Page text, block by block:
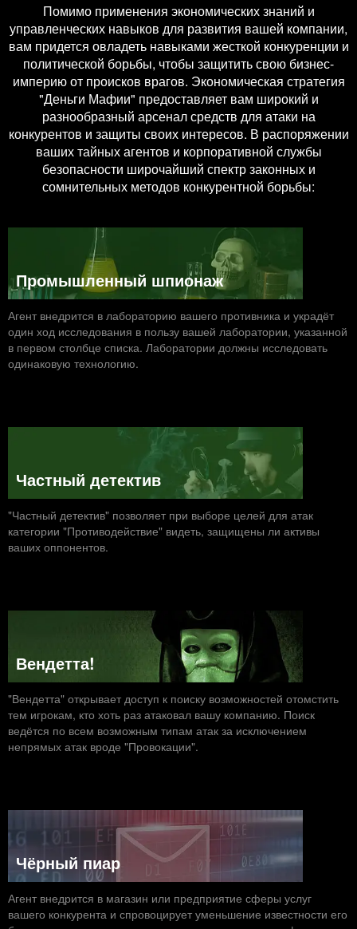
Помимо применения экономических знаний и
управленческих навыков для развития вашей компании,
вам придется овладеть навыками жесткой конкуренции и
политической борьбы, чтобы защитить свою бизнес-
империю от происков врагов. Экономическая стратегия
"Деньги Мафии" предоставляет вам широкий и
разнообразный арсенал средств для атаки на
конкурентов и защиты своих интересов. В распоряжении
ваших тайных агентов и корпоративной службы
безопасности широчайший спектр законных и
сомнительных методов конкурентной борьбы:
Промышленный шпионаж
Агент внедрится в лабораторию вашего противника и украдёт
один ход исследования в пользу вашей лаборатории, указанной
в первом столбце списка. Лаборатории должны исследовать
одинаковую технологию.
Частный детектив
"Частный детектив" позволяет при выборе целей для атак
категории "Противодействие" видеть, защищены ли активы
ваших оппонентов.
Вендетта!
"Вендетта" открывает доступ к поиску возможностей отомстить
тем игрокам, кто хоть раз атаковал вашу компанию. Поиск
ведётся по всем возможным типам атак за исключением
непрямых атак вроде "Провокации".
Чёрный пиар
Агент внедрится в магазин или предприятие сферы услуг
вашего конкурента и спровоцирует уменьшение известности его